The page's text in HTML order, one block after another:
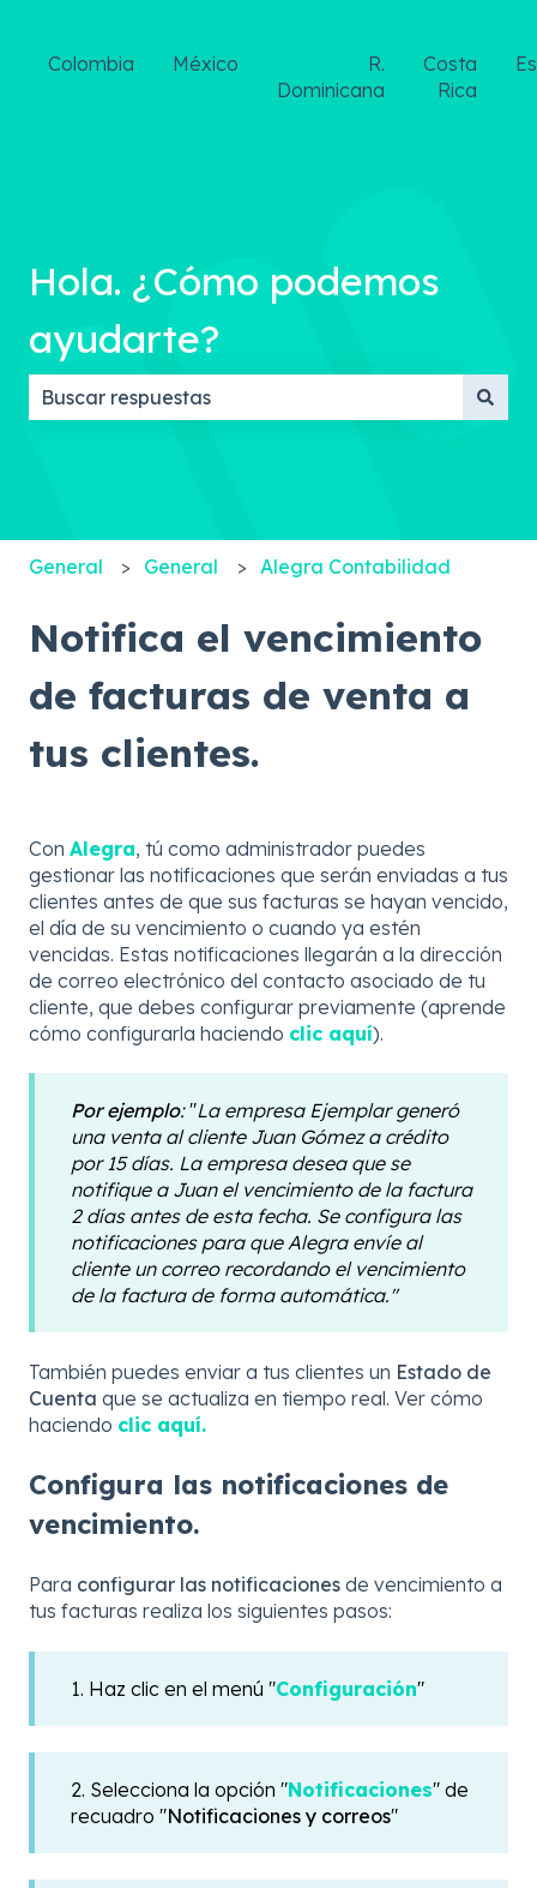
Colombia México
R.
Dominicana
Costa
Rica
Hola. ¿Cómo podemos
ayudarte?
General General Alegra Contabilidad
Notifica el vencimiento
de facturas de venta a
tus clientes.
Con Alegra, tú como administrador puedes
gestionar las notificaciones que serán enviadas a tus
clientes antes de que sus facturas se hayan vencido,
el día de su vencimiento o cuando ya estén
vencidas. Estas notificaciones llegarán a la dirección
de correo electrónico del contacto asociado de tu
cliente, que debes configurar previamente (aprende
cómo configurarla haciendo clic aquí).
Por ejemplo:"La empresa Ejemplar generó
una venta al cliente Juan Gómez a crédito
por 15 días. La empresa desea que se
notifique a Juan el vencimiento de la factura
2 días antes de esta fecha. Se configura las
notificaciones para que Alegra envíe al
cliente un correo recordando el vencimiento
de la factura de forma automática."
También puedes enviar a tus clientes un Estado de
Cuenta que se actualiza en tiempo real. Ver cómo
haciendo clic aquí.
Configura las notificaciones de
vencimiento.
Para configurar las notificaciones de vencimiento a
tus facturas realiza los siguientes pasos:
1. Haz clic en el menú "Configuración"
2. Selecciona la opción "Notificaciones" de
recuadro "Notificaciones y correos"